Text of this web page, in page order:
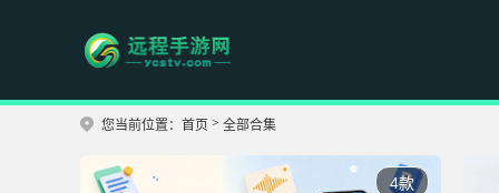
您当前位置： 首页 > 全部合集
4款